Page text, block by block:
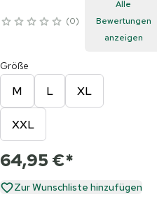
0
Alle
Bewertungen
anzeigen
Größe
M L XL
XXL
64,95 €*
Zur Wunschliste hinzufügen